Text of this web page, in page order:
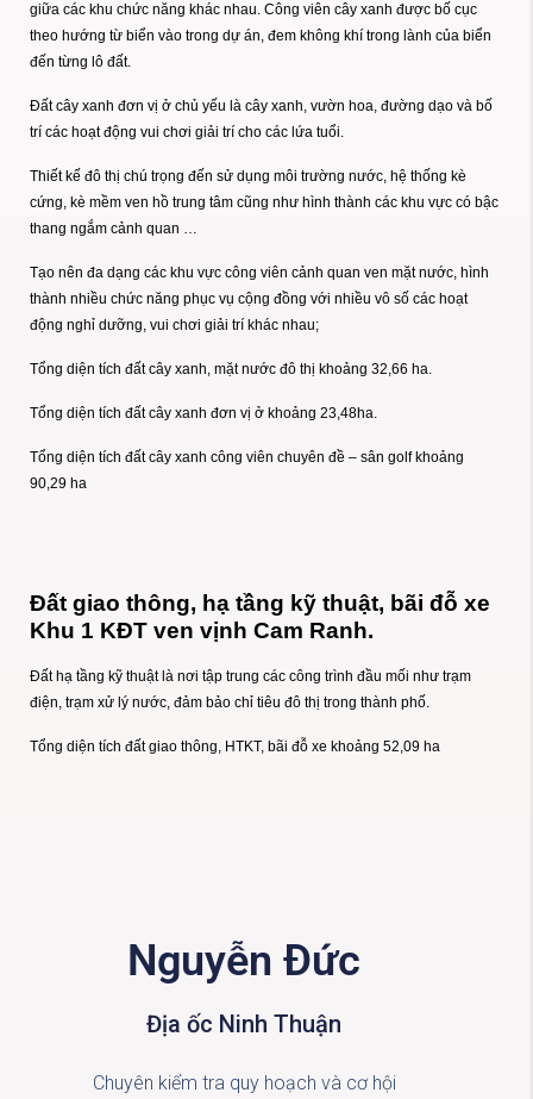
giữa các khu chức năng khác nhau. Công viên cây xanh được bố cục
theo hướng từ biển vào trong dự án, đem không khí trong lành của biển
đến từng lô đất.
Đất cây xanh đơn vị ở chủ yếu là cây xanh, vườn hoa, đường dạo và bố
trí các hoạt động vui chơi giải trí cho các lứa tuổi.
Thiết kế đô thị chú trọng đến sử dụng môi trường nước, hệ thống kè
cứng, kè mềm ven hồ trung tâm cũng như hình thành các khu vực có bậc
thang ngắm cảnh quan …
Tạo nên đa dạng các khu vực công viên cảnh quan ven mặt nước, hình
thành nhiều chức năng phục vụ cộng đồng với nhiều vô số các hoạt
động nghỉ dưỡng, vui chơi giải trí khác nhau;
Tổng diện tích đất cây xanh, mặt nước đô thị khoảng 32,66 ha.
Tổng diện tích đất cây xanh đơn vị ở khoảng 23,48ha.
Tổng diện tích đất cây xanh công viên chuyên đề – sân golf khoảng
90,29 ha
Đất giao thông, hạ tầng kỹ thuật, bãi đỗ xe
Khu 1 KĐT ven vịnh Cam Ranh.
Đất hạ tầng kỹ thuật là nơi tập trung các công trình đầu mối như trạm
điện, trạm xử lý nước, đảm bảo chỉ tiêu đô thị trong thành phố.
Tổng diện tích đất giao thông, HTKT, bãi đỗ xe khoảng 52,09 ha
Nguyễn Đức
Địa ốc Ninh Thuận
Chuyên kiểm tra quy hoạch và cơ hội